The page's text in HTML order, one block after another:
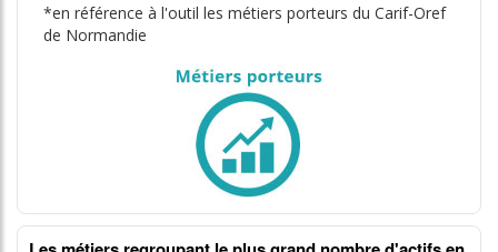
*en référence à l'outil les métiers porteurs du Carif-Oref
de Normandie